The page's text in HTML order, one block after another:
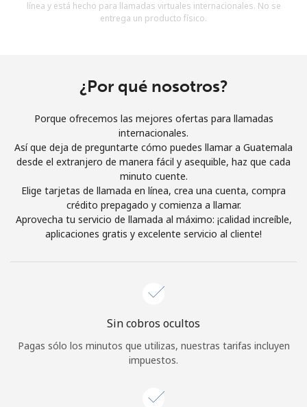
Al abrir una cuenta en este sitio web, estoy de acuerdo con
Términos y condiciones.
¡Hola!
Inicia sesión oREGÍSTRATE →
Iniciar Sesión
o
Continuar con
línea y está hecho para llamadas virtuales internacionales. No se
entrega un producto físico.
¿Por qué nosotros?
Porque ofrecemos las mejores ofertas para llamadas
internacionales.
Así que deja de preguntarte cómo puedes llamar a Guatemala
desde el extranjero de manera fácil y asequible, haz que cada
minuto cuente.
Elige tarjetas de llamada en línea, crea una cuenta, compra
crédito prepagado y comienza a llamar.
Aprovecha tu servicio de llamada al máximo: ¡calidad increíble,
aplicaciones gratis y excelente servicio al cliente!
Sin cobros ocultos
Pagas sólo los minutos que utilizas, nuestras tarifas incluyen
impuestos.